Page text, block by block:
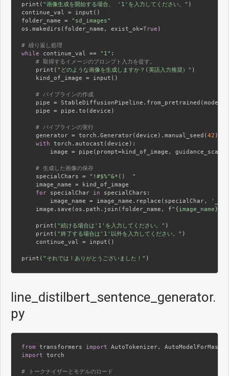
print( "画像生成を開始する場合、 '1'を入力してください。" )
continue_val = input()
folder_name = "sd_images"
os.makedirs(folder_name, exist_ok=True )
# 繰り返し処理
while continue_val == "1" :
# 取得するイメージのプロンプト入力を促す。
    print(
"どのような画像を生成しますか？(英語入力推奨）" )
    kind_of_image = input()
# パイプラインの作成
pipe =
    pipe = pipe.to(device)
# パイプラインの実行
    generator = torch.Generator(device).manual_seed(
42 )
with torch.autocast(device):
        image = pipe(prompt=kind_of_image, guidance_scale=
# 生成した画像の保存
    specialChars =
"!#$%^&*()  "
    image_name = kind_of_image
for specialChar in specialChars:
        image_name = image_name.replace(specialChar,
'_'
    image.save(os.path.join(folder_name, f
    print(
"続ける場合は'1'を入力してください。" )
    print(
"終了する場合は'1'以外を入力してください。" )
    continue_val = input()
print( "それでは！ありがとうございました！"
line_distilbert_sentence_generator.
py
from transformers import
import torch
# トークナイザーとモデルのロード